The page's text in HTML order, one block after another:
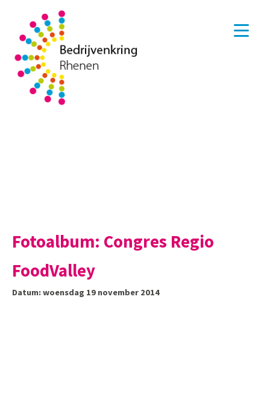
Fotoalbum: Congres Regio
FoodValley
Datum: woensdag 19 november 2014